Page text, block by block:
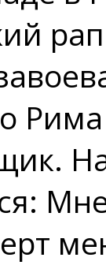
Рима